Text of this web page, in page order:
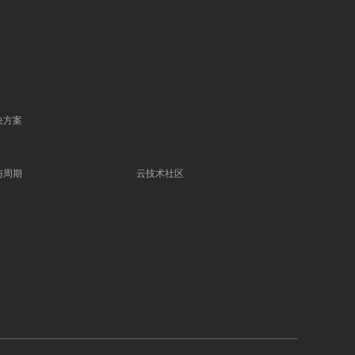
方案
周期 云技术社区